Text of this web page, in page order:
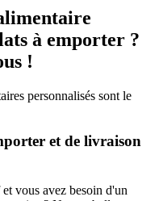
à emporter ?
!
personnalisés sont le
et de livraison
vous avez besoin d'un